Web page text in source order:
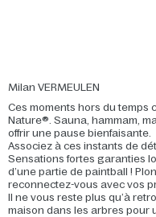
Milan VERMEULEN
Ces moments hors du temps
Nature®. Sauna, hammam,
offrir une pause bienfaisante.
Associez à ces instants de
Sensations fortes garanties
d’une partie de paintball !
reconnectez-vous avec vos
Il ne vous reste plus qu’à
maison dans les arbres pour